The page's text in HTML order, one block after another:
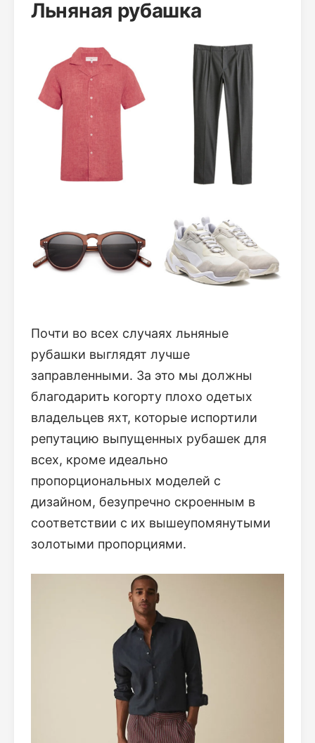
Льняная рубашка
Почти во всех случаях льняные
рубашки выглядят лучше
заправленными. За это мы должны
благодарить когорту плохо одетых
владельцев яхт, которые испортили
репутацию выпущенных рубашек для
всех, кроме идеально
пропорциональных моделей с
дизайном, безупречно скроенным в
соответствии с их вышеупомянутыми
золотыми пропорциями.